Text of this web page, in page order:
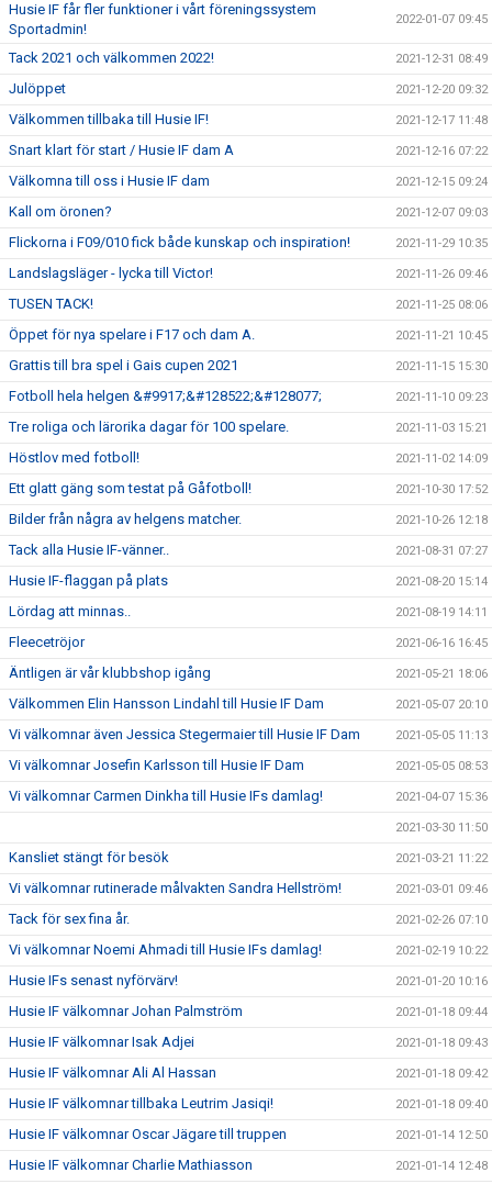
Husie IF får fler funktioner i vårt föreningssystem
Sportadmin!
2022-01-07 09:45
Tack 2021 och välkommen 2022! 2021-12-31 08:49
Julöppet 2021-12-20 09:32
Välkommen tillbaka till Husie IF! 2021-12-17 11:48
Snart klart för start / Husie IF dam A 2021-12-16 07:22
Välkomna till oss i Husie IF dam 2021-12-15 09:24
Kall om öronen? 2021-12-07 09:03
Flickorna i F09/010 fick både kunskap och inspiration! 2021-11-29 10:35
Landslagsläger - lycka till Victor! 2021-11-26 09:46
TUSEN TACK! 2021-11-25 08:06
Öppet för nya spelare i F17 och dam A. 2021-11-21 10:45
Grattis till bra spel i Gais cupen 2021 2021-11-15 15:30
Fotboll hela helgen &#9917;&#128522;&#128077; 2021-11-10 09:23
Tre roliga och lärorika dagar för 100 spelare. 2021-11-03 15:21
Höstlov med fotboll! 2021-11-02 14:09
Ett glatt gäng som testat på Gåfotboll! 2021-10-30 17:52
Bilder från några av helgens matcher. 2021-10-26 12:18
Tack alla Husie IF-vänner.. 2021-08-31 07:27
Husie IF-flaggan på plats 2021-08-20 15:14
Lördag att minnas.. 2021-08-19 14:11
Fleecetröjor 2021-06-16 16:45
Äntligen är vår klubbshop igång 2021-05-21 18:06
Välkommen Elin Hansson Lindahl till Husie IF Dam 2021-05-07 20:10
Vi välkomnar även Jessica Stegermaier till Husie IF Dam 2021-05-05 11:13
Vi välkomnar Josefin Karlsson till Husie IF Dam 2021-05-05 08:53
Vi välkomnar Carmen Dinkha till Husie IFs damlag! 2021-04-07 15:36
2021-03-30 11:50
Kansliet stängt för besök 2021-03-21 11:22
Vi välkomnar rutinerade målvakten Sandra Hellström! 2021-03-01 09:46
Tack för sex fina år. 2021-02-26 07:10
Vi välkomnar Noemi Ahmadi till Husie IFs damlag! 2021-02-19 10:22
Husie IFs senast nyförvärv! 2021-01-20 10:16
Husie IF välkomnar Johan Palmström 2021-01-18 09:44
Husie IF välkomnar Isak Adjei 2021-01-18 09:43
Husie IF välkomnar Ali Al Hassan 2021-01-18 09:42
Husie IF välkomnar tillbaka Leutrim Jasiqi! 2021-01-18 09:40
Husie IF välkomnar Oscar Jägare till truppen 2021-01-14 12:50
Husie IF välkomnar Charlie Mathiasson 2021-01-14 12:48